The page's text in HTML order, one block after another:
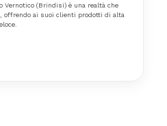
Vernotico (Brindisi) è una realtà che
offrendo ai suoi clienti prodotti di alta